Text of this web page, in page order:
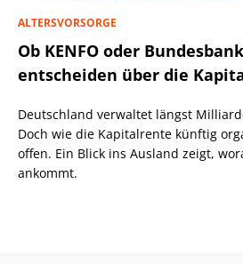
ALTERSVORSORGE
Ob KENFO oder
entscheiden über die
Deutschland verwaltet längst
Doch wie die Kapitalrente künftig
offen. Ein Blick ins Ausland zeigt,
ankommt.